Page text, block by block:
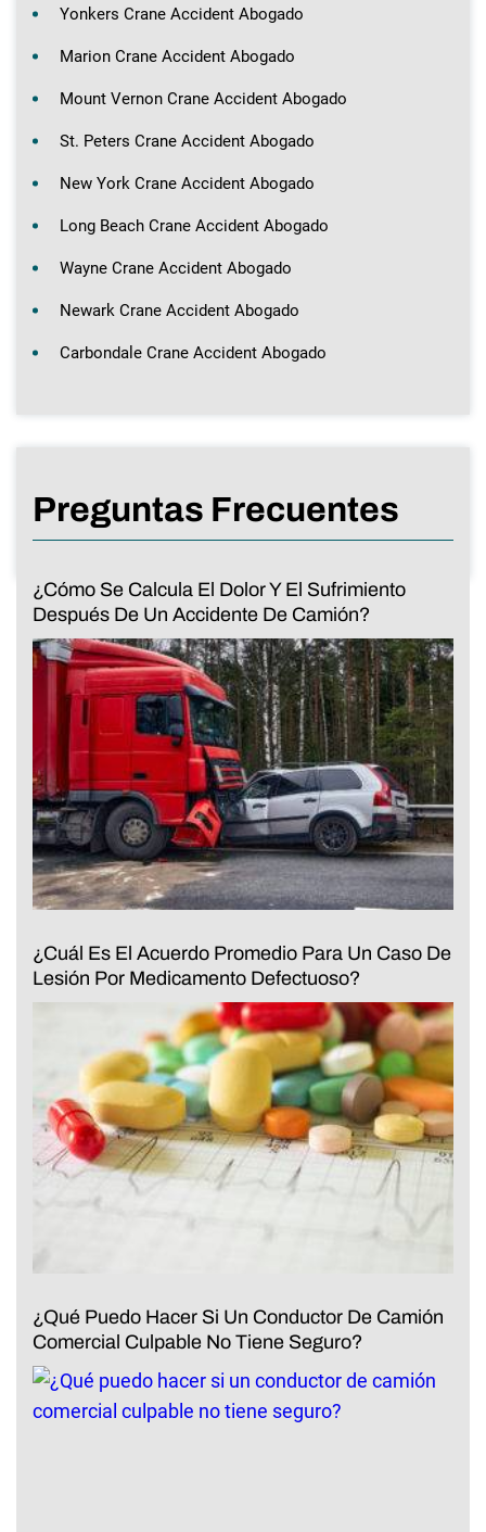
Yonkers Crane Accident Abogado
Marion Crane Accident Abogado
Mount Vernon Crane Accident Abogado
St. Peters Crane Accident Abogado
New York Crane Accident Abogado
Long Beach Crane Accident Abogado
Wayne Crane Accident Abogado
Newark Crane Accident Abogado
Carbondale Crane Accident Abogado
Preguntas Frecuentes
¿Cómo Se Calcula El Dolor Y El Sufrimiento
Después De Un Accidente De Camión?
¿Cuál Es El Acuerdo Promedio Para Un Caso De
Lesión Por Medicamento Defectuoso?
¿Qué Puedo Hacer Si Un Conductor De Camión
Comercial Culpable No Tiene Seguro?